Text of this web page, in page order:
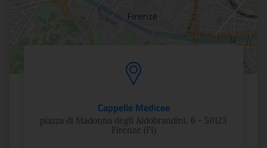
Cappelle Medicee
piazza di Madonna degli Aldobrandini, 6 - 50123
Firenze (FI)